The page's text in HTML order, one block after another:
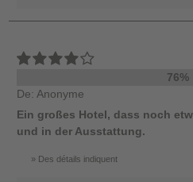
76%
De: Anonyme
Ein großes Hotel, dass noch
und in der Ausstattung.
Des détails indiquent